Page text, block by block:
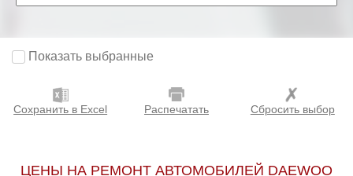
Показать выбранные
Сохранить в Excel Распечатать Сбросить выбор
ЦЕНЫ НА РЕМОНТ АВТОМОБИЛЕЙ DAEWOO